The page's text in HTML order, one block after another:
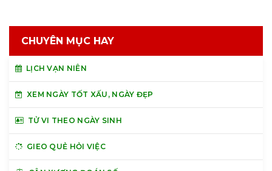
CHUYÊN MỤC HAY
LỊCH VẠN NIÊN
XEM NGÀY TỐT XẤU, NGÀY ĐẸP
TỬ VI THEO NGÀY SINH
GIEO QUẺ HỎI VIỆC